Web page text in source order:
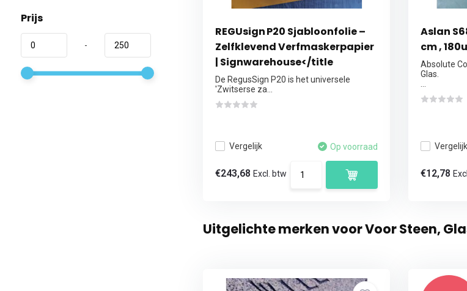
Prijs
-
REGUsign P20 Sjabloonfolie –
Zelfklevend Verfmaskerpapier
| Signwarehouse</title
De RegusSign P20 is het universele
'Zwitserse za...
Vergelijk Op voorraad
€243,68 Excl. btw
Aslan
cm , 180u
Absolute
Glas.
Vergelijk
€12,78
Uitgelichte merken voor Voor Steen,